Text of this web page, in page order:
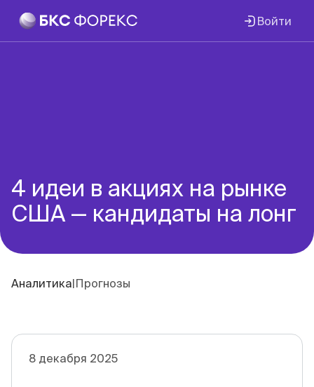
Войти
4 идеи в акциях на рынке
США — кандидаты на лонг
Аналитика|Прогнозы
8 декабря 2025